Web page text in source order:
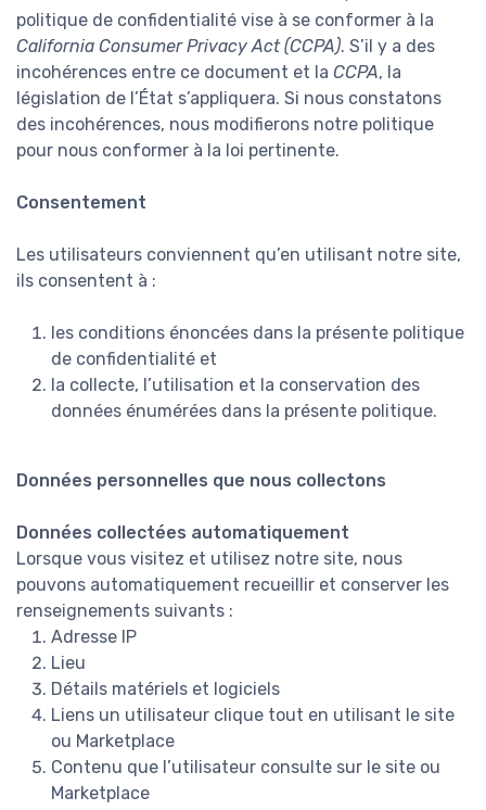
politique de confidentialité vise à se conformer à la
California Consumer Privacy Act (CCPA). S’il y a des
incohérences entre ce document et la CCPA, la
législation de l’État s’appliquera. Si nous constatons
des incohérences, nous modifierons notre politique
pour nous conformer à la loi pertinente.
Consentement
Les utilisateurs conviennent qu’en utilisant notre site,
ils consentent à :
les conditions énoncées dans la présente politique
de confidentialité et
la collecte, l’utilisation et la conservation des
données énumérées dans la présente politique.
Données personnelles que nous collectons
Données collectées automatiquement
Lorsque vous visitez et utilisez notre site, nous
pouvons automatiquement recueillir et conserver les
renseignements suivants :
Adresse IP
Lieu
Détails matériels et logiciels
Liens un utilisateur clique tout en utilisant le site
ou Marketplace
Contenu que l’utilisateur consulte sur le site ou
Marketplace